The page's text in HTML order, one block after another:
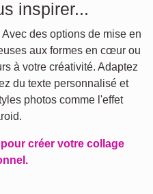
inspirer...
des options de mise en
aux formes en cœur ou
à votre créativité. Adaptez
du texte personnalisé et
photos comme l'effet
pour créer votre collage